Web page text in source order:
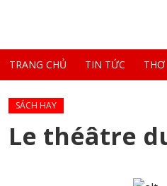
TRANG CHỦ TIN TỨC THƠ
SÁCH HAY
Le théâtre